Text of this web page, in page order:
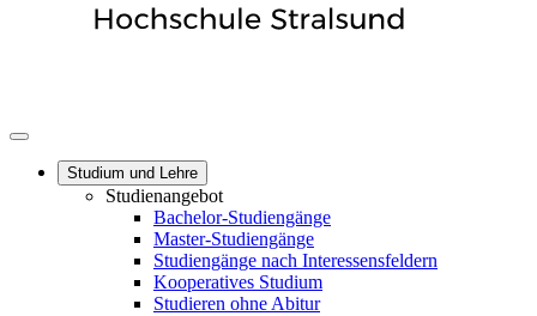
Studium und Lehre
Studienangebot
Bachelor-Studiengänge
Master-Studiengänge
Studiengänge nach Interessensfeldern
Kooperatives Studium
Studieren ohne Abitur